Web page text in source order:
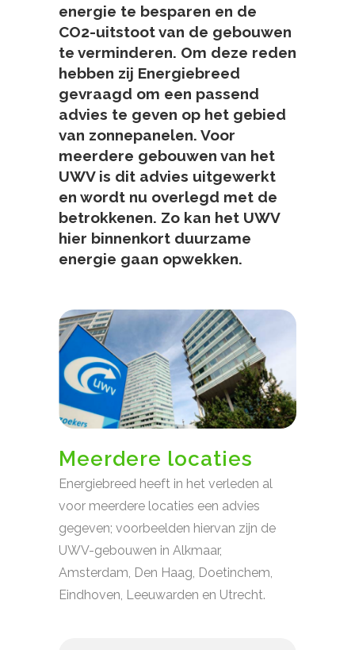
energie te besparen en de
CO2-uitstoot van de gebouwen
te verminderen. Om deze reden
hebben zij Energiebreed
gevraagd om een passend
advies te geven op het gebied
van zonnepanelen. Voor
meerdere gebouwen van het
UWV is dit advies uitgewerkt
en wordt nu overlegd met de
betrokkenen. Zo kan het UWV
hier binnenkort duurzame
energie gaan opwekken.
Meerdere locaties
Energiebreed heeft in het verleden al
voor meerdere locaties een advies
gegeven; voorbeelden hiervan zijn de
UWV-gebouwen in Alkmaar,
Amsterdam, Den Haag, Doetinchem,
Eindhoven, Leeuwarden en Utrecht.